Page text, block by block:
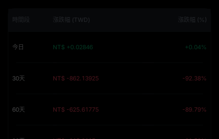
時間段 漲跌幅 (TWD) 漲跌幅 (%)
今日 NT$ +0.02846 +0.04%
30天 NT$ -862.13925 -92.38%
60天 NT$ -625.61775 -89.79%